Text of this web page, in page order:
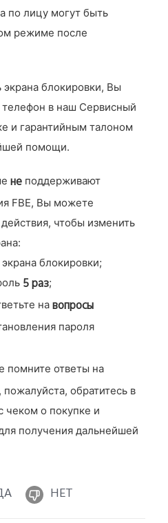
по лицу могут быть
режиме после
блокировки, Вы
в наш Сервисный
и гарантийным талоном
помощи.
не поддерживают
FBE, Вы можете
чтобы изменить
блокировки;
5 раз;
навопросы
пароля
помните ответы на
обратитесь в
чеком о покупке и
получения дальнейшей
НЕТ